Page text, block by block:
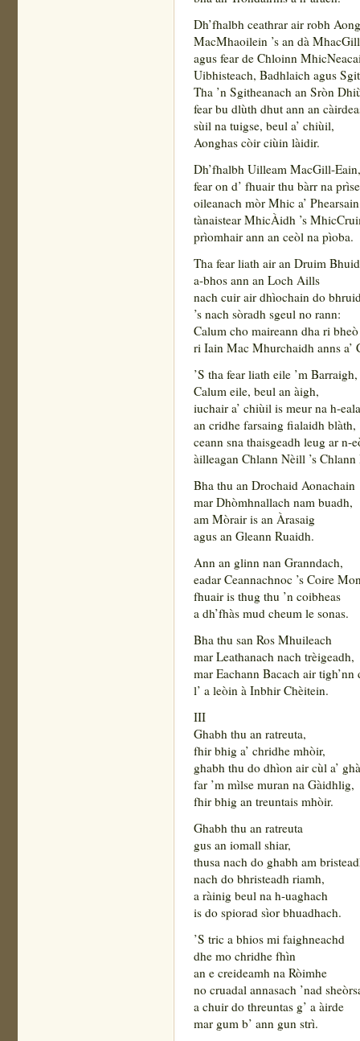
Dh’fhalbh ceathrar air robh
MacMhaoilein ’s an dà
agus fear de Chloinn
Uibhisteach, Badhlaich agus
Tha ’n Sgitheanach an Sròn
fear bu dlùth dhut ann an
sùil na tuigse, beul a’ chiùil,
Aonghas còir ciùin làidir.
Dh’fhalbh Uilleam MacGill-Eain,
fear on d’ fhuair thu bàrr na
oileanach mòr Mhic a’
tànaistear MhicÀidh ’s
prìomhair ann an ceòl na pìoba.
Tha fear liath air an Druim
a-bhos ann an Loch Aills
nach cuir air dhìochain do
’s nach sòradh sgeul no rann:
Calum cho maireann dha ri bheò
ri Iain Mac Mhurchaidh anns a’
’S tha fear liath eile ’m Barraigh,
Calum eile, beul an àigh,
iuchair a’ chiùil is meur na h-
an cridhe farsaing fialaidh blàth,
ceann sna thaisgeadh leug ar n-
àilleagan Chlann Nèill ’s
Bha thu an Drochaid Aonachain
mar Dhòmhnallach nam buadh,
am Mòrair is an Àrasaig
agus an Gleann Ruaidh.
Ann an glinn nan Granndach,
eadar Ceannachnoc ’s Coire
fhuair is thug thu ’n coibheas
a dh’fhàs mud cheum le sonas.
Bha thu san Ros Mhuileach
mar Leathanach nach trèigeadh,
mar Eachann Bacach air tigh’nn
l’ a leòin à Inbhir Chèitein.
III
Ghabh thu an ratreuta,
fhir bhig a’ chridhe mhòir,
ghabh thu do dhìon air cùl a’
far ’m mìlse muran na Gàidhlig,
fhir bhig an treuntais mhòir.
Ghabh thu an ratreuta
gus an iomall shiar,
thusa nach do ghabh am
nach do bhristeadh riamh,
a ràinig beul na h-uaghach
is do spiorad sìor bhuadhach.
’S tric a bhios mi faighneachd
dhe mo chridhe fhìn
an e creideamh na Ròimhe
no cruadal annasach ’nad
a chuir do threuntas g’ a àirde
mar gum b’ ann gun strì.